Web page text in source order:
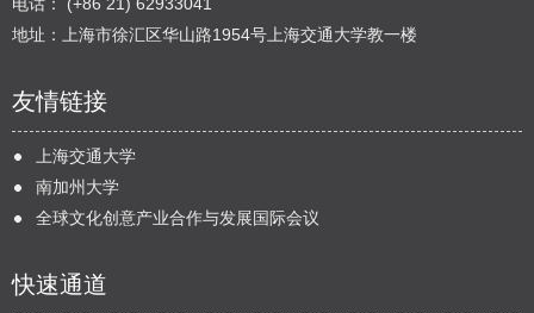
地址：上海市徐汇区华山路1954号上海交通大学教一楼
友情链接
上海交通大学
南加州大学
全球文化创意产业合作与发展国际会议
快速通道